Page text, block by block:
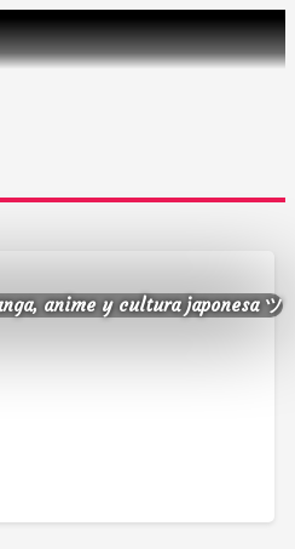
anime y cultura japonesa ツ